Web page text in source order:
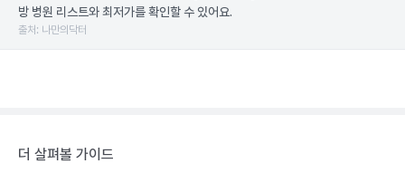
방 병원 리스트와 최저가를 확인할 수 있어요.
출처: 나만의닥터
더 살펴볼 가이드